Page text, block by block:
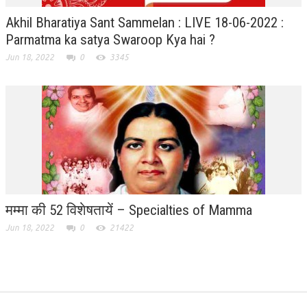
SHANTIVAN
CONTACT-US
Akhil Bharatiya Sant Sammelan : LIVE 18-06-2022 :
Parmatma ka satya Swaroop Kya hai ?
Jun 18, 2022 0 3345
मम्मा की 52 विशेषतायें – Specialties of Mamma
Jun 18, 2022 0 21422